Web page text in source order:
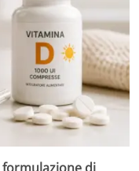
formulazione di